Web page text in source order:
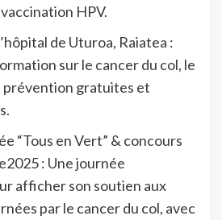
HPV.
de Uturoa, Raiatea :
sur le cancer du col, le
prévention gratuites et
“Tous en Vert” & concours
: Une journée
afficher son soutien aux
par le cancer du col, avec